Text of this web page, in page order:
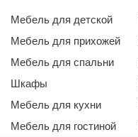
Мебель для детской
Мебель для прихожей
Мебель для спальни
Шкафы
Мебель для кухни
Мебель для гостиной